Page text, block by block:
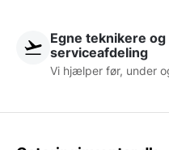
Lang levetid:
som slagfast plast
holde det varmt og
Egne teknikere og
serviceafdeling
Vi hjælper før, under